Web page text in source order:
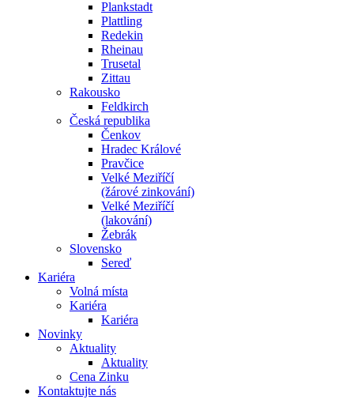
Plankstadt
Plattling
Redekin
Rheinau
Trusetal
Zittau
Rakousko
Feldkirch
Česká republika
Čenkov
Hradec Králové
Pravčice
Velké Meziříčí
(žárové zinkování)
Velké Meziříčí
(lakování)
Žebrák
Slovensko
Sereď
Kariéra
Volná místa
Kariéra
Kariéra
Novinky
Aktuality
Aktuality
Cena Zinku
Kontaktujte nás